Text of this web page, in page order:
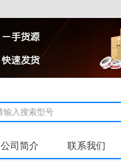
公司简介 联系我们